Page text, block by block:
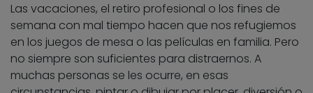
Las vacaciones, el retiro profesional o los fines de
semana con mal tiempo hacen que nos refugiemos
en los juegos de mesa o las películas en familia. Pero
no siempre son suficientes para distraernos. A
muchas personas se les ocurre, en esas